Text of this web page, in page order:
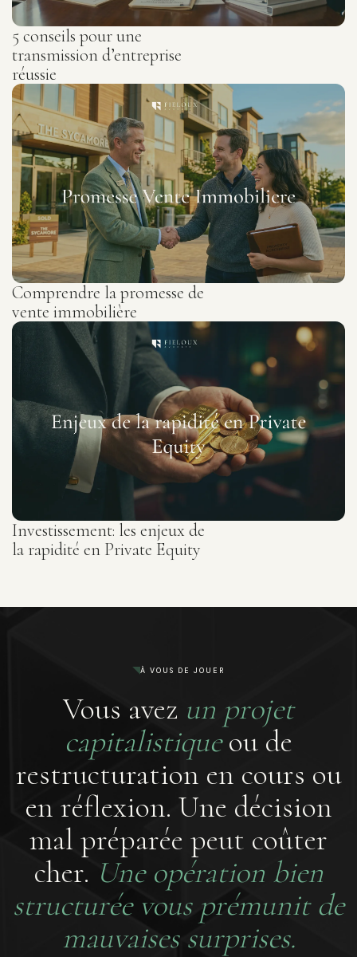
5 conseils pour une
transmission d’entreprise
réussie
Comprendre la promesse de
vente immobilière
Investissement: les enjeux de
la rapidité en Private Equity
À VOUS DE JOUER
Vous avez un projet
capitalistiqueou de
restructuration en cours ou
en réflexion. Une décision
mal préparée peut coûter
cher. Une opération bien
structurée vous prémunit de
mauvaises surprises.